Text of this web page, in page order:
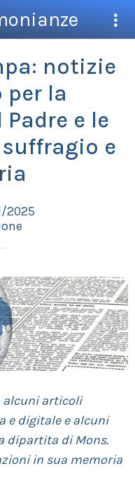
notizie
per la
e le
e
2025
alcuni articoli
e digitale e alcuni
dipartita di Mons.
in sua memoria